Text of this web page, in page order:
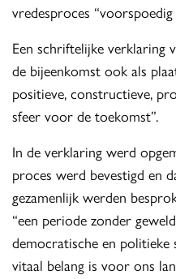
vredesproces
Een schriftelijke verklaring
de bijeenkomst ook als
positieve, constructieve,
sfeer voor de toekomst”.
In de verklaring werd
proces werd bevestigd en
gezamenlijk werden
“een periode zonder
democratische en
vitaal belang is voor ons